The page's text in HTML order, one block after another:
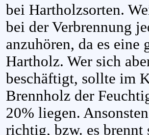
bei Hartholzsorten.
bei der Verbrennung
anzuhören, da es
Hartholz. Wer sich
beschäftigt, sollte im
Brennholz der
20% liegen.
richtig, bzw. es brennt